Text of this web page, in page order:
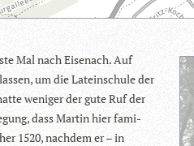
Mal nach Eisen­ach. Auf
um die Latein­schule der
weni­ger der gute Ruf der
dass Mar­tin hier fami­
1520, nach­dem er – in